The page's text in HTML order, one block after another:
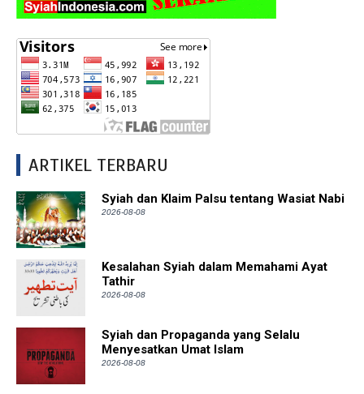
ARTIKEL TERBARU
Syiah dan Klaim Palsu tentang Wasiat Nabi
2026-08-08
Kesalahan Syiah dalam Memahami Ayat
Tathir
2026-08-08
Syiah dan Propaganda yang Selalu
Menyesatkan Umat Islam
2026-08-08